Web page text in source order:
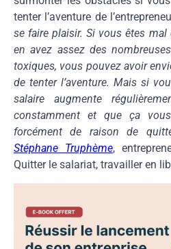
tenter l’aventure de
se faire plaisir. Si vous êtes
en avez assez des
toxiques, vous pouvez avoir
de tenter l’aventure. Mais si
salaire augmente
constamment et que ça
forcément de raison de
Stéphane Truphème,
Quitter le salariat, travailler en